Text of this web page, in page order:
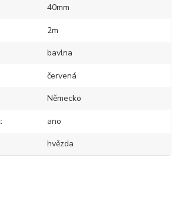
40mm
2m
bavlna
červená
Německo
ano
hvězda